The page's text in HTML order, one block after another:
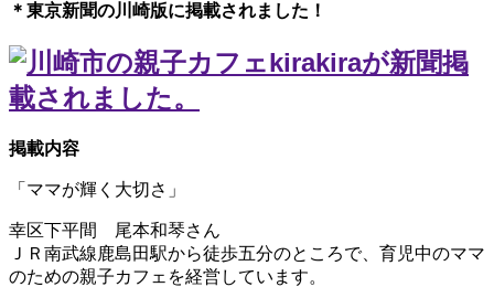
＊東京新聞の川崎版に掲載されました！
掲載内容
「ママが輝く大切さ」
幸区下平間 尾本和琴さん
ＪＲ南武線鹿島田駅から徒歩五分のところで、育児中のママ
のための親子カフェを経営しています。